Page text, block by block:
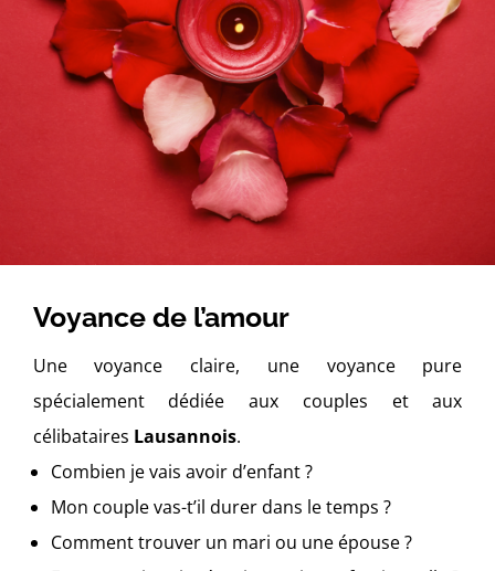
Voyance de l’amour
Une voyance claire, une voyance pure
spécialement dédiée aux couples et aux
célibataires Lausannois.
Combien je vais avoir d’enfant ?
Mon couple vas-t’il durer dans le temps ?
Comment trouver un mari ou une épouse ?